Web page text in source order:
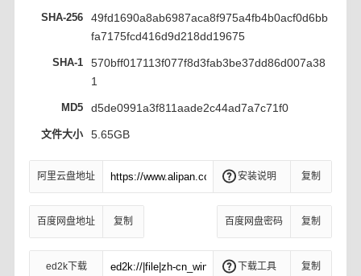
SHA-256
49fd1690a8ab6987aca8f975a4fb4b0acf0d6bb
fa7175fcd416d9d218dd19675
SHA-1
570bff017113f077f8d3fab3be37dd86d007a38
1
MD5 d5de0991a3f811aade2c44ad7a7c71f0
文件大小 5.65GB
阿里云盘地址 复制
安装说明
百度网盘地址 复制 百度网盘密码 复制
ed2k下载 复制
下载工具